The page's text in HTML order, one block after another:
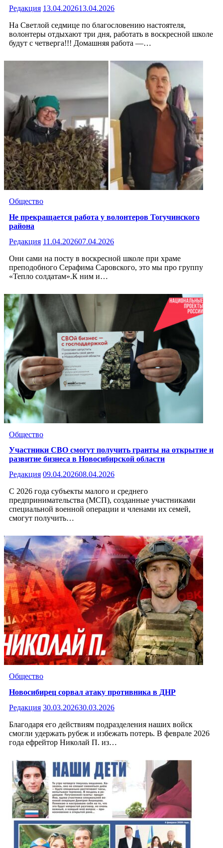
Редакция 13.04.202613.04.2026
На Светлой седмице по благословению настоятеля,
волонтеры отдыхают три дня, работать в воскресной школе
будут с четверга!!! Домашняя работа —…
Общество
Не прекращается работа у волонтеров Тогучинского
района
Редакция 11.04.202607.04.2026
Они сами на посту в воскресной школе при храме
преподобного Серафима Саровского, это мы про группу
«Тепло солдатам».К ним и…
Общество
Участники СВО смогут получить гранты на открытие и
развитие бизнеса в Новосибирской области
Редакция 09.04.202608.04.2026
С 2026 года субъекты малого и среднего
предпринимательства (МСП), созданные участниками
специальной военной операции и членами их семей,
смогут получить…
Общество
Новосибирец сорвал атаку противника в ДНР
Редакция 30.03.202630.03.2026
Благодаря его действиям подразделения наших войск
смогли удержать рубеж и избежать потерь. В феврале 2026
года ефрейтор Николай П. из…